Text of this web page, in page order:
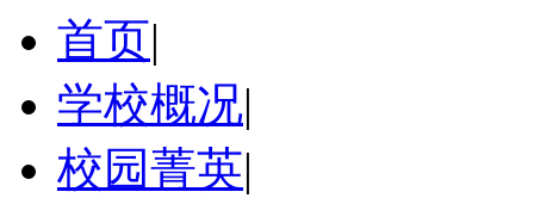
首页|
学校概况|
校园菁英|